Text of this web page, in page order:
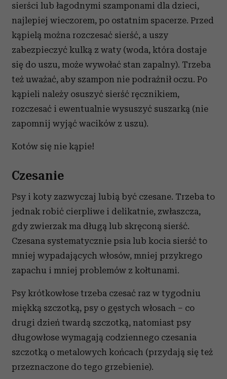
sierści lub łagodnymi szamponami dla dzieci,
najlepiej wieczorem, po ostatnim spacerze. Przed
kąpielą można rozczesać sierść, a uszy
zabezpieczyć kulką z waty (woda, która dostaje
się do uszu, może wywołać stan zapalny). Trzeba
też uważać, aby szampon nie podrażnił oczu. Po
kąpieli należy osuszyć sierść ręcznikiem,
rozczesać i ewentualnie wysuszyć suszarką (nie
zapomnij wyjąć wacików z uszu).
Kotów się nie kąpie!
Czesanie
Psy i koty zazwyczaj lubią być czesane. Trzeba to
jednak robić cierpliwe i delikatnie, zwłaszcza,
gdy zwierzak ma długą lub skręconą sierść.
Czesana systematycznie psia lub kocia sierść to
mniej wypadających włosów, mniej przykrego
zapachu i mniej problemów z kołtunami.
Psy krótkowłose trzeba czesać raz w tygodniu
miękką szczotką, psy o gęstych włosach – co
drugi dzień twardą szczotką, natomiast psy
długowłose wymagają codziennego czesania
szczotką o metalowych końcach (przydają się też
przeznaczone do tego grzebienie).